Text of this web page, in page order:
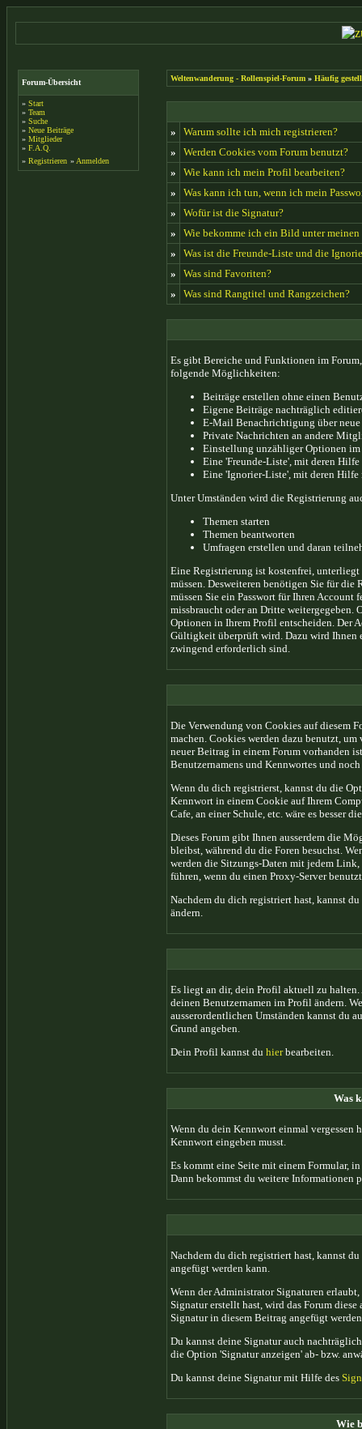
Forum-Übersicht
» Start
» Team
» Suche
» Neue Beiträge
» Mitglieder
» F.A.Q.
» Registrieren » Anmelden
Weltenwanderung - Rollenspiel-Forum » Häufig
»
Warum sollte ich mich registrieren?
»
Werden Cookies vom Forum benutzt?
»
Wie kann ich mein Profil bearbeiten?
»
Was kann ich tun, wenn ich mein
»
Wofür ist die Signatur?
»
Wie bekomme ich ein Bild unter meinen
»
Was ist die Freunde-Liste und die
»
Was sind Favoriten?
»
Was sind Rangtitel und Rangzeichen?
Es gibt Bereiche und Funktionen im
folgende Möglichkeiten:
Beiträge erstellen ohne einen
Eigene Beiträge nachträglich
E-Mail Benachrichtigung über
Private Nachrichten an andere
Einstellung unzähliger Optionen
Eine 'Freunde-Liste', mit deren
Eine 'Ignorier-Liste', mit deren Hilfe
Unter Umständen wird die Registrierung
Themen starten
Themen beantworten
Umfragen erstellen und daran
Eine Registrierung ist kostenfrei, unterliegt
müssen. Desweiteren benötigen Sie für
müssen Sie ein Passwort für Ihren
missbraucht oder an Dritte weitergegeben.
Optionen in Ihrem Profil entscheiden. Der
Gültigkeit überprüft wird. Dazu wird Ihnen
zwingend erforderlich sind.
Die Verwendung von Cookies auf diesem
machen. Cookies werden dazu benutzt,
neuer Beitrag in einem Forum vorhanden
Benutzernamens und Kennwortes und
Wenn du dich registrierst, kannst du die
Kennwort in einem Cookie auf Ihrem
Cafe, an einer Schule, etc. wäre es besser
Dieses Forum gibt Ihnen ausserdem die
bleibst, während du die Foren besuchst.
werden die Sitzungs-Daten mit jedem
führen, wenn du einen Proxy-Server
Nachdem du dich registriert hast, kannst
ändern.
Es liegt an dir, dein Profil aktuell zu
deinen Benutzernamen im Profil ändern.
ausserordentlichen Umständen kannst du
Grund angeben.
Dein Profil kannst du hierbearbeiten.
Was
Wenn du dein Kennwort einmal vergessen
Kennwort eingeben musst.
Es kommt eine Seite mit einem Formular,
Dann bekommst du weitere Informationen
Nachdem du dich registriert hast, kannst
angefügt werden kann.
Wenn der Administrator Signaturen
Signatur erstellt hast, wird das Forum
Signatur in diesem Beitrag angefügt
Du kannst deine Signatur auch
die Option 'Signatur anzeigen' ab- bzw.
Du kannst deine Signatur mit Hilfe des
Wie